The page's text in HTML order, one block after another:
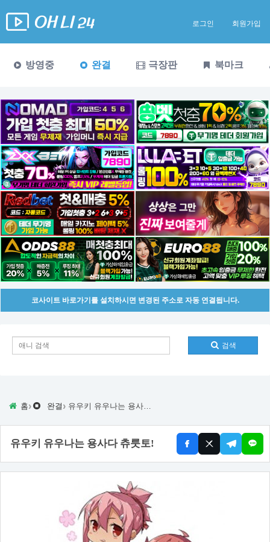
로그인 회원가입
방영중 완결 극장판 북마크
코사이트 바로가기를 설치하시면 변경된 주소로 자동 연결됩니다.
검색
홈› 완결 › 유우키 유우나는 용사다 츄룻토!
유우키 유우나는 용사다 츄룻토!